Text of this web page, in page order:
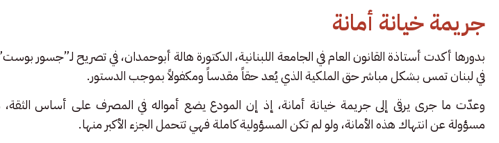
جريمة خيانة أمانة
بدورها أكدت أستاذة القانون العام في الجامعة اللبنانية، الدكتورة هالة أبوحمدان، في تصريح لـ”جسور
في لبنان تمس بشكل مباشر حق الملكية الذي يُعد حقاً مقدساً ومكفولاً بموجب الدستور.
وعدّت ما جرى يرقى إلى جريمة خيانة أمانة، إذ إن المودع يضع أمواله في المصرف على أساس
مسؤولة عن انتهاك هذه الأمانة، ولو لم تكن المسؤولية كاملة فهي تتحمل الجزء الأكبر منها.